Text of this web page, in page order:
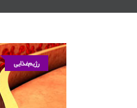
رژیم‌غذایی